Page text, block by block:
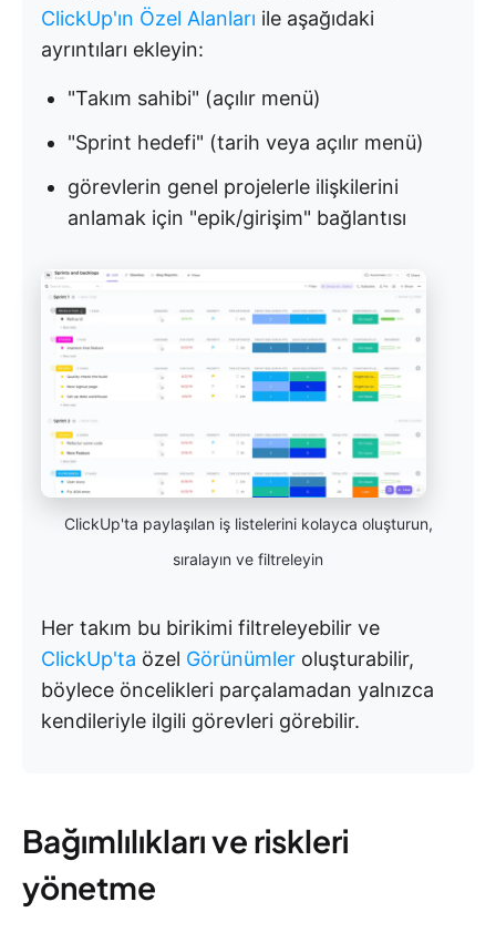
ClickUp'ın Özel Alanları ile aşağıdaki
ayrıntıları ekleyin:
"Takım sahibi" (açılır menü)
"Sprint hedefi" (tarih veya açılır menü)
görevlerin genel projelerle ilişkilerini
anlamak için "epik/girişim" bağlantısı
ClickUp'ta paylaşılan iş listelerini kolayca oluşturun,
sıralayın ve filtreleyin
Her takım bu birikimi filtreleyebilir ve
ClickUp'ta özel Görünümler oluşturabilir,
böylece öncelikleri parçalamadan yalnızca
kendileriyle ilgili görevleri görebilir.
Bağımlılıkları ve riskleri
yönetme